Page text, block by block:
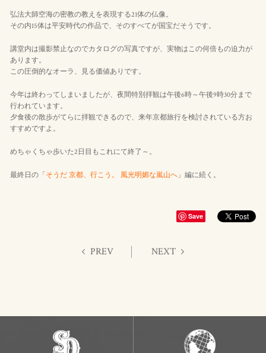
弘法大師空海の密教の教えを表現する21体の仏像。
その内15体は平安時代の作品で、そのすべてが国宝だそうです。
講堂内は撮影禁止なのでカタログの写真ですが、実物はこの何倍もの迫力が
あります。
この圧倒的なオーラ、見る価値ありです。
今年は終わってしまいましたが、夜間特別拝観は午後6時～午後9時30分まで
行われています。
夕食後の散歩がてらに拝観できるので、来年京都旅行を検討されている方お
すすめですよ。
めちゃくちゃ歩いた2日目もこれにて終了～。
最終日の「 そうだ 京都、行こう。 風光明媚な嵐山へ」編に続く。
Save
PREV NEXT